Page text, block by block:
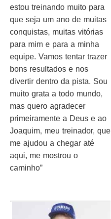
estou treinando muito para
que seja um ano de muitas
conquistas, muitas vitórias
para mim e para a minha
equipe. Vamos tentar trazer
bons resultados e nos
divertir dentro da pista. Sou
muito grata a todo mundo,
mas quero agradecer
primeiramente a Deus e ao
Joaquim, meu treinador, que
me ajudou a chegar até
aqui, me mostrou o
caminho”